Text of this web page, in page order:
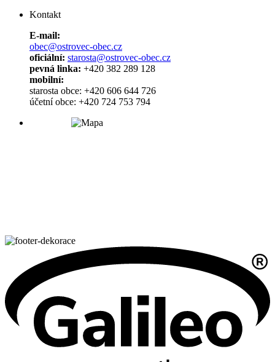
Kontakt
E-mail:
obec@ostrovec-obec.cz
oficiální: starosta@ostrovec-obec.cz
pevná linka: +420 382 289 128
mobilní:
starosta obce: +420 606 644 726
účetní obce: +420 724 753 794